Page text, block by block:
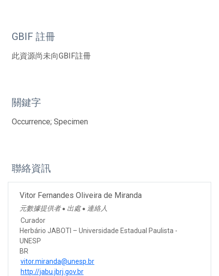
GBIF 註冊
此資源尚未向GBIF註冊
關鍵字
Occurrence; Specimen
聯絡資訊
Vitor Fernandes Oliveira de Miranda
元數據提供者 ● 出處 ● 連絡人
Curador
Herbário JABOTI – Universidade Estadual Paulista -
UNESP
BR
vitor.miranda@unesp.br
http://jabu.jbrj.gov.br